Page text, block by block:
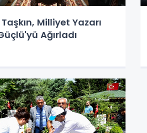
Milliyet Yazarı
Ağırladı